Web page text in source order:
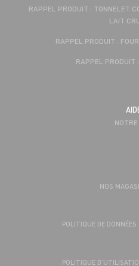
RAPPEL PRODUIT : TONNELET
LAIT
RAPPEL PRODUIT :
RAPPEL PRODUIT
NOS
POLITIQUE DE DONNÉES
POLITIQUE